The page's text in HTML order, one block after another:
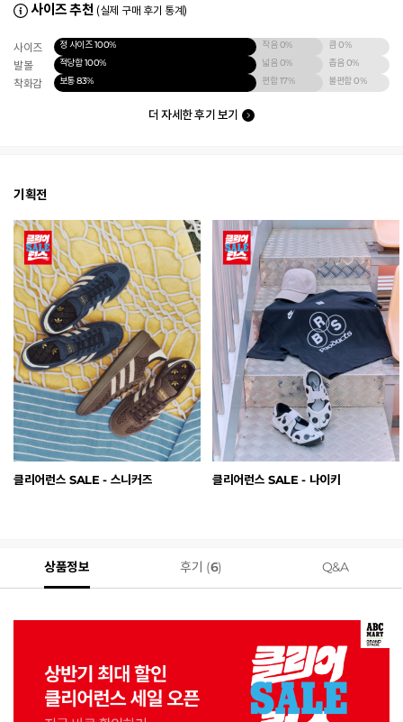
사이즈 추천 (실제 구매 후기 통계)
사이즈 정 사이즈100% 작음0% 큼0%
발볼 적당함100% 넓음0% 좁음0%
착화감 보통83% 편함17% 불편함0%
더 자세한 후기 보기
기획전
클리어런스 SALE - 스니커즈 클리어런스 SALE - 나이키
상품정보 후기 (6) Q&A